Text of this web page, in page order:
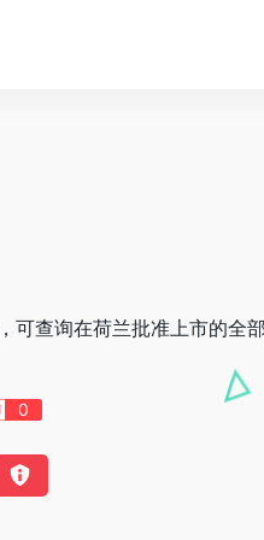
可查询在荷兰批准上市的全
0